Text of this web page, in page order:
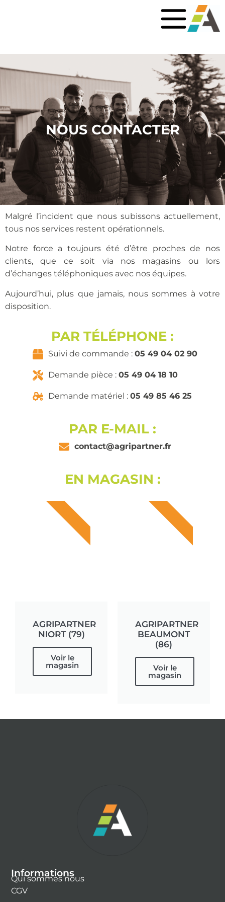
NOUS CONTACTER
Malgré l’incident que nous subissons actuellement,
tous nos services restent opérationnels.
Notre force a toujours été d’être proches de nos
clients, que ce soit via nos magasins ou lors
d’échanges téléphoniques avec nos équipes.
Aujourd’hui, plus que jamais, nous sommes à votre
disposition.
PAR TÉLÉPHONE :
Suivi de commande :05 49 04 02 90
Demande pièce :05 49 04 18 10
Demande matériel :05 49 85 46 25
PAR E-MAIL :
contact@agripartner.fr
EN MAGASIN :
AGRIPARTNER
NIORT (79)
Voir le
magasin
OUVERT
AGRIPARTNER
BEAUMONT
(86)
Voir le
magasin
OUVERT
Informations
Qui sommes nous
CGV